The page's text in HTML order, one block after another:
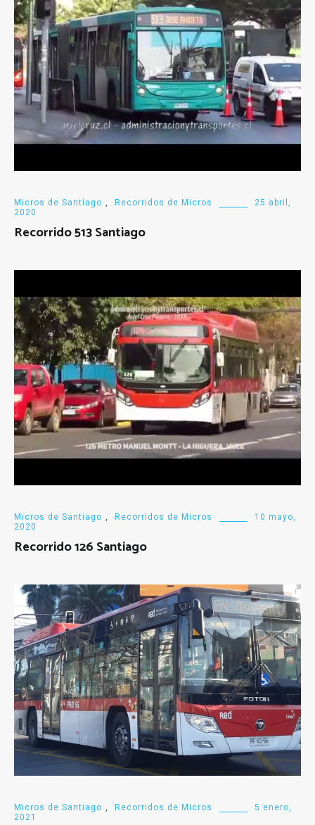
Micros de Santiago , Recorridos de Micros
25 abril,
2020
Recorrido 513 Santiago
Micros de Santiago , Recorridos de Micros
10 mayo,
2020
Recorrido 126 Santiago
Micros de Santiago , Recorridos de Micros
5 enero,
2021